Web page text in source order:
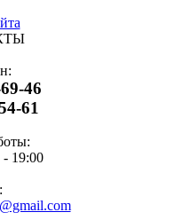
46
61
19:00